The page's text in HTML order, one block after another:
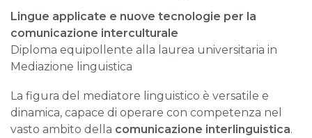
Lingue applicate e nuove tecnologie per la
comunicazione interculturale
Diploma equipollente alla laurea universitaria in
Mediazione linguistica
La figura del mediatore linguistico è versatile e
dinamica, capace di operare con competenza nel
vasto ambito della comunicazione interlinguistica.